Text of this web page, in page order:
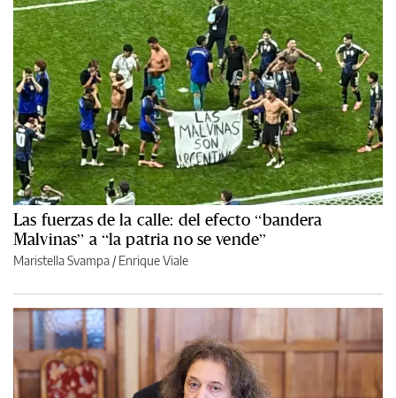
Las fuerzas de la calle: del efecto “bandera
Malvinas” a “la patria no se vende”
Maristella Svampa /Enrique Viale